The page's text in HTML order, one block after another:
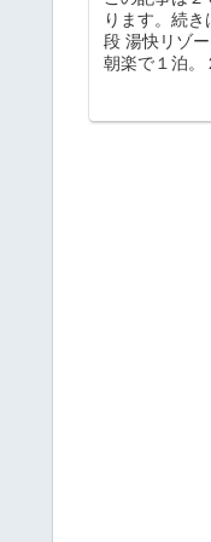
ります。続
段 湯快リゾ
朝楽で１泊。